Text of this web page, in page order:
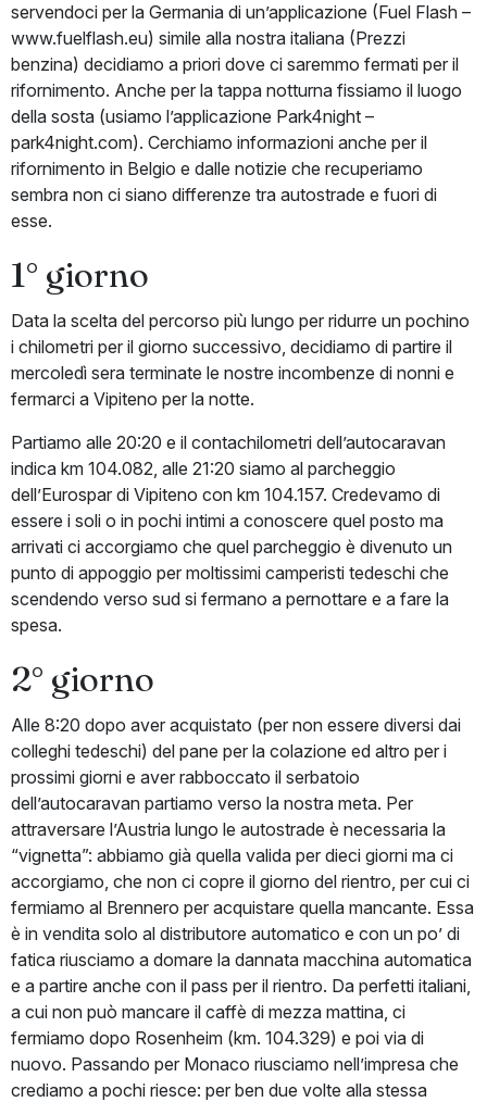
servendoci per la Germania di un’applicazione (Fuel Flash –
www.fuelflash.eu) simile alla nostra italiana (Prezzi
benzina) decidiamo a priori dove ci saremmo fermati per il
rifornimento. Anche per la tappa notturna fissiamo il luogo
della sosta (usiamo l’applicazione Park4night –
park4night.com). Cerchiamo informazioni anche per il
rifornimento in Belgio e dalle notizie che recuperiamo
sembra non ci siano differenze tra autostrade e fuori di
esse.
1° giorno
Data la scelta del percorso più lungo per ridurre un pochino
i chilometri per il giorno successivo, decidiamo di partire il
mercoledì sera terminate le nostre incombenze di nonni e
fermarci a Vipiteno per la notte.
Partiamo alle 20:20 e il contachilometri dell’autocaravan
indica km 104.082, alle 21:20 siamo al parcheggio
dell’Eurospar di Vipiteno con km 104.157. Credevamo di
essere i soli o in pochi intimi a conoscere quel posto ma
arrivati ci accorgiamo che quel parcheggio è divenuto un
punto di appoggio per moltissimi camperisti tedeschi che
scendendo verso sud si fermano a pernottare e a fare la
spesa.
2° giorno
Alle 8:20 dopo aver acquistato (per non essere diversi dai
colleghi tedeschi) del pane per la colazione ed altro per i
prossimi giorni e aver rabboccato il serbatoio
dell’autocaravan partiamo verso la nostra meta. Per
attraversare l’Austria lungo le autostrade è necessaria la
“vignetta”: abbiamo già quella valida per dieci giorni ma ci
accorgiamo, che non ci copre il giorno del rientro, per cui ci
fermiamo al Brennero per acquistare quella mancante. Essa
è in vendita solo al distributore automatico e con un po’ di
fatica riusciamo a domare la dannata macchina automatica
e a partire anche con il pass per il rientro. Da perfetti italiani,
a cui non può mancare il caffè di mezza mattina, ci
fermiamo dopo Rosenheim (km. 104.329) e poi via di
nuovo. Passando per Monaco riusciamo nell’impresa che
crediamo a pochi riesce: per ben due volte alla stessa